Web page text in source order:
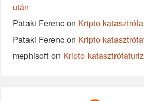
után
Pataki Ferenc on Kripto
Pataki Ferenc on Kripto
mephisoft on Kripto